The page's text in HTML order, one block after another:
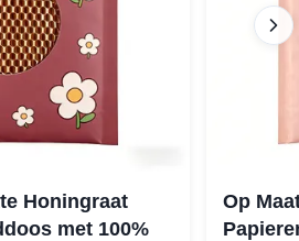
Honingraat
met 100%
Op